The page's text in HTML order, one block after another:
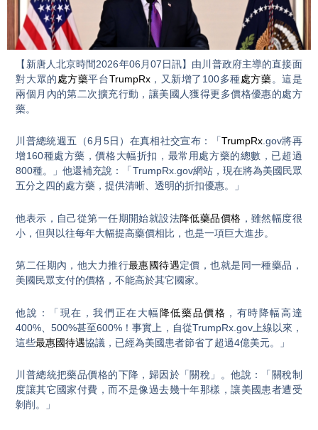
【新唐人北京時間2026年06月07日訊】由川普政府主導的直接面
對大眾的處方藥平台TrumpRx，又新增了100多種處方藥。這是
兩個月內的第二次擴充行動，讓美國人獲得更多價格優惠的處方
藥。
川普總統週五（6月5日）在真相社交宣布：「TrumpRx.gov將再
增160種處方藥，價格大幅折扣，最常用處方藥的總數，已超過
800種。」他還補充說：「TrumpRx.gov網站，現在將為美國民眾
五分之四的處方藥，提供清晰、透明的折扣優惠。」
他表示，自己從第一任期開始就設法降低藥品價格 ，雖然幅度很
小，但與以往每年大幅提高藥價相比，也是一項巨大進步。
第二任期內，他大力推行最惠國待遇定價，也就是同一種藥品，
美國民眾支付的價格，不能高於其它國家。
他說：「現在，我們正在大幅 降低藥品價格 ，有時降幅高達
400%、500%甚至600%！事實上，自從TrumpRx.gov上線以來，
這些最惠國待遇協議，已經為美國患者節省了超過4億美元。」
川普總統把藥品價格的下降，歸因於「關稅」。他說：「關稅制
度讓其它國家付費，而不是像過去幾十年那樣，讓美國患者遭受
剝削。」